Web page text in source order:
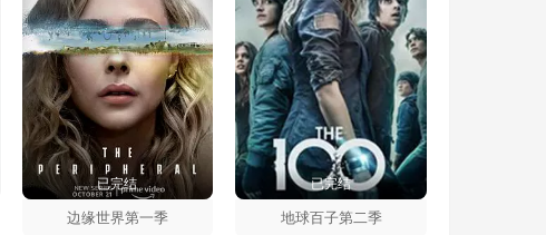
已完结
边缘世界第一季
已完结
地球百子第二季